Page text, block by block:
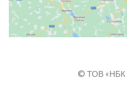
© ТОВ «НБК